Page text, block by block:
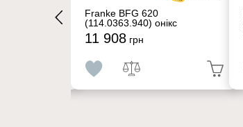
Franke BFG 620
(114.0363.940) онікс
11 908 грн